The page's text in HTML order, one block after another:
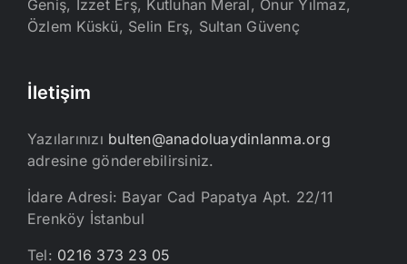
Geniş, İzzet Erş, Kutluhan Meral, Onur Yılmaz,
Özlem Küskü, Selin Erş, Sultan Güvenç
İletişim
Yazılarınızı bulten@anadoluaydinlanma.org
adresine gönderebilirsiniz.
İdare Adresi: Bayar Cad Papatya Apt. 22/11
Erenköy İstanbul
Tel: 0216 373 23 05